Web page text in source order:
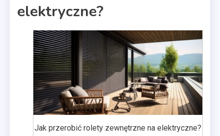
elektryczne?
Jak przerobić rolety zewnętrzne na elektryczne?